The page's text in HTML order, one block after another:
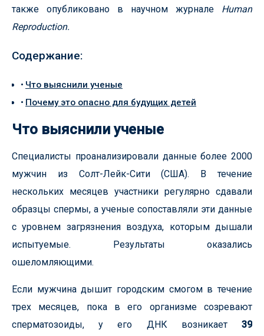
также опубликовано в научном журнале Human
Reproduction.
Содержание:
Что выяснили ученые
Почему это опасно для будущих детей
Что выяснили ученые
Специалисты проанализировали данные более 2000
мужчин из Солт-Лейк-Сити (США). В течение
нескольких месяцев участники регулярно сдавали
образцы спермы, а ученые сопоставляли эти данные
с уровнем загрязнения воздуха, которым дышали
испытуемые. Результаты оказались
ошеломляющими.
Если мужчина дышит городским смогом в течение
трех месяцев, пока в его организме созревают
сперматозоиды, у его ДНК возникает 39